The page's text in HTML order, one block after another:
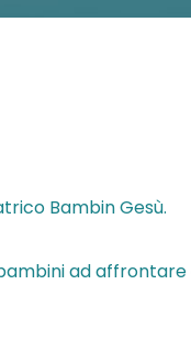
Bambin Gesù.
ad